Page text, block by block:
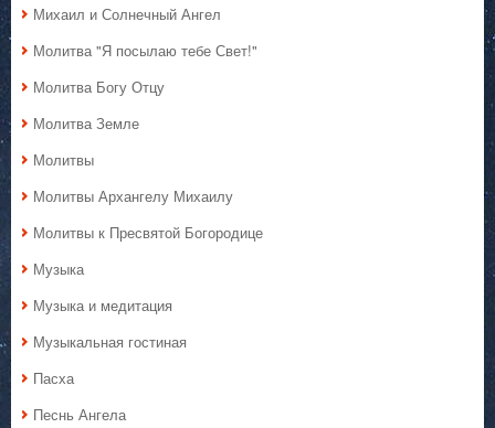
Михаил и Солнечный Ангел
Молитва "Я посылаю тебе Свет!"
Молитва Богу Отцу
Молитва Земле
Молитвы
Молитвы Архангелу Михаилу
Молитвы к Пресвятой Богородице
Музыка
Музыка и медитация
Музыкальная гостиная
Пасха
Песнь Ангела